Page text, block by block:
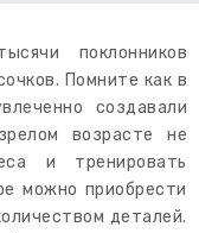
поклонников
Помните как в
создавали
возрасте не
и тренировать
можно приобрести
деталей.